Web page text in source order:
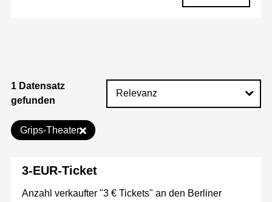
1 Datensatz
gefunden
Grips-Theater
3-EUR-Ticket
Anzahl verkaufter "3 € Tickets" an den Berliner